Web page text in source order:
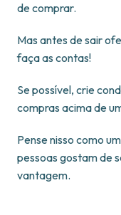
de comprar.
Mas antes de sair
faça as contas!
Se possível, crie
compras acima de
Pense nisso como
pessoas gostam de
vantagem.